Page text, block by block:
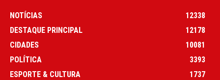
NOTÍCIAS
12338
DESTAQUE PRINCIPAL
12178
CIDADES
10081
POLÍTICA
3393
ESPORTE & CULTURA
1737